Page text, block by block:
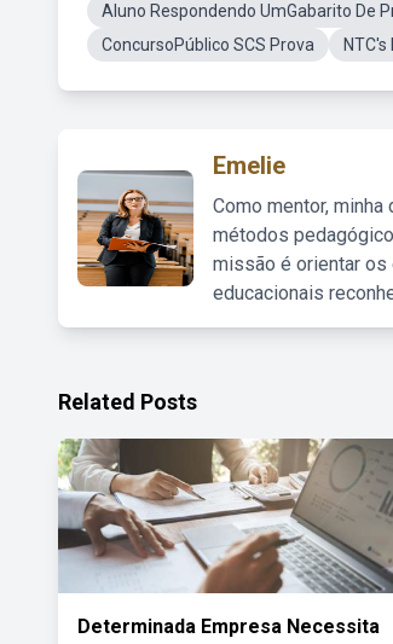
Aluno Respondendo UmGabarito De
ConcursoPúblico SCS Prova
Emelie
Como mentor,
métodos
missão é orientar os
educacionais
Related Posts
Determinada Empresa Necessita